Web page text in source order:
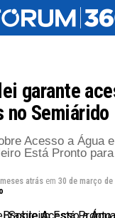
garante
no Semiárido
Acesso a Água
Está Pronto
atrás em 30 de março de